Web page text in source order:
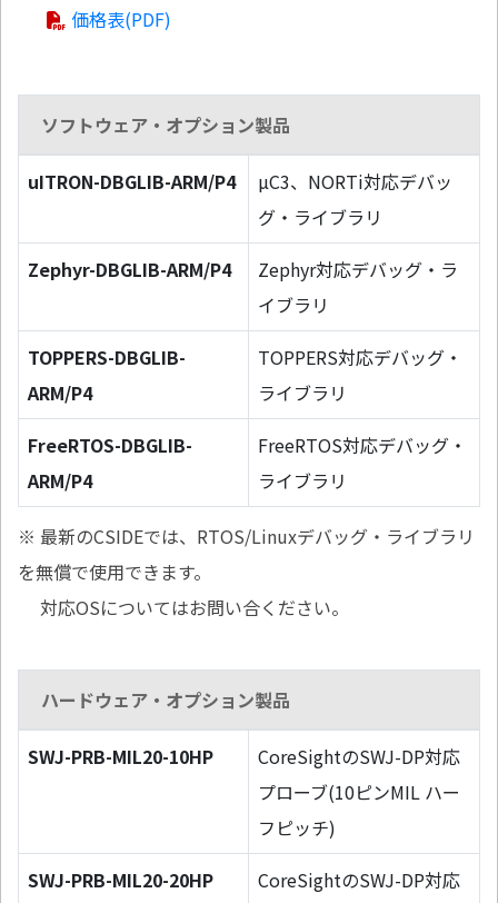
価格表(PDF)
ソフトウェア・オプション製品
uITRON-DBGLIB-ARM/P4
µC3、NORTi対応デバッ
グ・ライブラリ
Zephyr-DBGLIB-ARM/P4
Zephyr対応デバッグ・ラ
イブラリ
TOPPERS-DBGLIB-
ARM/P4
TOPPERS対応デバッグ・
ライブラリ
FreeRTOS-DBGLIB-
ARM/P4
FreeRTOS対応デバッグ・
ライブラリ
※ 最新のCSIDEでは、RTOS/Linuxデバッグ・ライブラリ
を無償で使用できます。
対応OSについてはお問い合ください。
ハードウェア・オプション製品
SWJ-PRB-MIL20-10HP
CoreSightのSWJ-DP対応
プローブ(10ピンMIL ハー
フピッチ)
SWJ-PRB-MIL20-20HP
CoreSightのSWJ-DP対応